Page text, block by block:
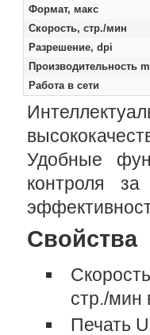
Формат, макс
Скорость, стр./мин
Разрешение, dpi
Производительность
Работа в сети
Удобные
контроля
Свойства
стр./мин
Печать